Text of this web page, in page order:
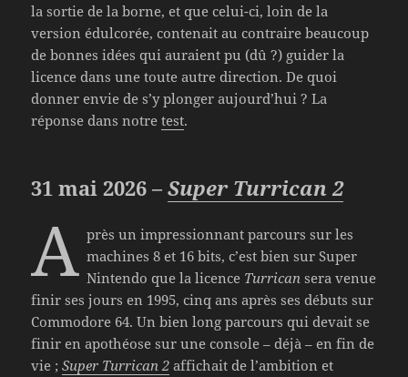
la sortie de la borne, et que celui-ci, loin de la
version édulcorée, contenait au contraire beaucoup
de bonnes idées qui auraient pu (dû ?) guider la
licence dans une toute autre direction. De quoi
donner envie de s’y plonger aujourd’hui ? La
réponse dans notretest.
31 mai 2026 –Super Turrican 2
A près un impressionnant parcours sur les
machines 8 et 16 bits, c’est bien sur Super
Nintendo que la licence Turricansera venue
finir ses jours en 1995, cinq ans après ses débuts sur
Commodore 64. Un bien long parcours qui devait se
finir en apothéose sur une console – déjà – en fin de
vie ;Super Turrican 2 affichait de l’ambition et